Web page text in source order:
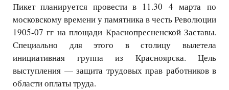
Пикет планируется провести в 11.30 4 марта по
московскому времени у памятника в честь Революции
1905-07 гг на площади Краснопресненской Заставы.
Специально для этого в столицу вылетела
инициативная группа из Красноярска. Цель
выступления — защита трудовых прав работников в
области оплаты труда.